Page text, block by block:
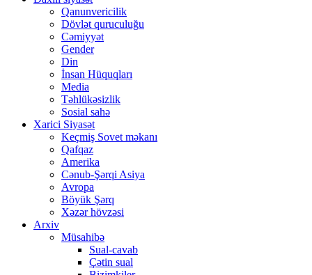
Qanunvericilik
Dövlət quruculuğu
Cəmiyyət
Gender
Din
İnsan Hüquqları
Media
Təhlükəsizlik
Sosial sahə
Xarici Siyasət
Keçmiş Sovet məkanı
Qafqaz
Amerika
Cənub-Şərqi Asiya
Avropa
Böyük Şərq
Xəzər hövzəsi
Arxiv
Müsahibə
Sual-cavab
Çətin sual